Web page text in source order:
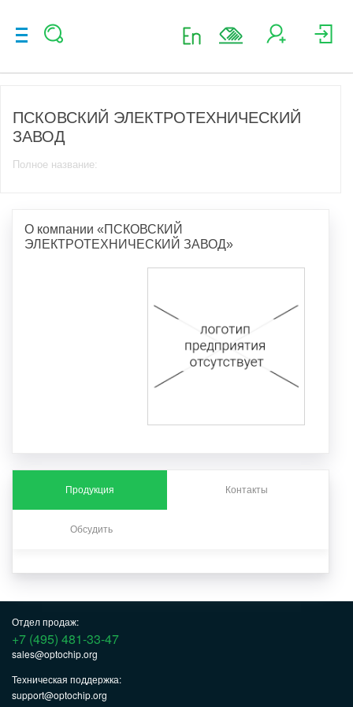
ПСКОВСКИЙ ЭЛЕКТРОТЕХНИЧЕСКИЙ
ЗАВОД
Полное название:
О компании «ПСКОВСКИЙ
ЭЛЕКТРОТЕХНИЧЕСКИЙ ЗАВОД»
Продукция Контакты
Обсудить
Отдел продаж:
+7 (495) 481-33-47
sales@optochip.org
Техническая поддержка:
support@optochip.org